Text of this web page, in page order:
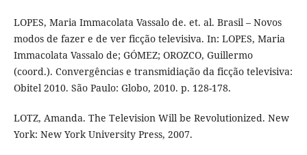
LOPES, Maria Immacolata Vassalo de. et. al. Brasil – Novos
modos de fazer e de ver ficção televisiva. In: LOPES, Maria
Immacolata Vassalo de; GÓMEZ; OROZCO, Guillermo
(coord.). Convergências e transmidiação da ficção televisiva:
Obitel 2010. São Paulo: Globo, 2010. p. 128-178.
LOTZ, Amanda. The Television Will be Revolutionized. New
York: New York University Press, 2007.